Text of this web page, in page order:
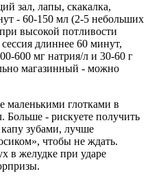
зал, лапы, скакалка,
- 60-150 мл (2-5 небольших
высокой потливости
длиннее 60 минут,
600 мг натрия/л и 30-60 г
магазинный - можно
маленькими глотками в
Больше - рискуете получить
зубами, лучше
чтобы не ждать.
в желудке при ударе